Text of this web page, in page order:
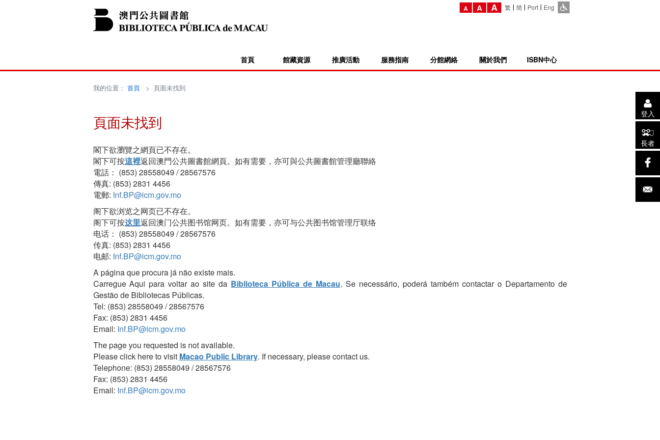
A A A 繁 簡 Port Eng
首頁 館藏資源 推廣活動 服務指南 分館網絡 關於我們 ISBN中心
登入
長者
我的位置： 首頁> 頁面未找到
頁面未找到
閣下欲瀏覽之網頁已不存在。
閣下可按這裡返回澳門公共圖書館網頁。如有需要，亦可與公共圖書館管理廳聯絡
電話： (853) 28558049 / 28567576
傳真: (853) 2831 4456
電郵: Inf.BP@icm.gov.mo
阁下欲浏览之网页已不存在。
阁下可按这里返回澳门公共图书馆网页。如有需要，亦可与公共图书馆管理厅联络
电话： (853) 28558049 / 28567576
传真: (853) 2831 4456
电邮: Inf.BP@icm.gov.mo
A página que procura já não existe mais.
Carregue Aqui para voltar ao site da Biblioteca Pública de Macau. Se necessário, poderá também contactar o Departamento de
Gestão de Bibliotecas Públicas.
Tel: (853) 28558049 / 28567576
Fax: (853) 2831 4456
Email: Inf.BP@icm.gov.mo
The page you requested is not available.
Please click here to visit Macao Public Library. If necessary, please contact us.
Telephone: (853) 28558049 / 28567576
Fax: (853) 2831 4456
Email: Inf.BP@icm.gov.mo